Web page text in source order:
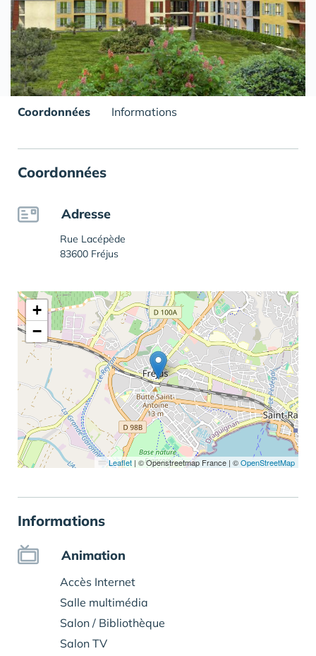
Coordonnées Informations
Coordonnées
Adresse
Rue Lacépède
83600 Fréjus
+
−
Leaflet | © Openstreetmap France | ©OpenStreetMap
Informations
Animation
Accès Internet
Salle multimédia
Salon / Bibliothèque
Salon TV